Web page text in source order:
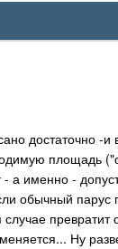
достаточно
площадь
а именно -
обычный парус
Ну